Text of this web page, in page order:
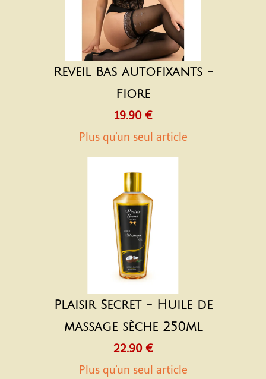
Reveil Bas autofixants -
Fiore
19.90 €
Plus qu'un seul article
Plaisir Secret - Huile de
massage sèche 250ml
22.90 €
Plus qu'un seul article